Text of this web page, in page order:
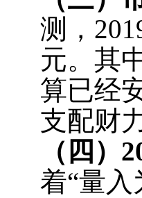
测，
元。其
算已经
支配财
（四）
着“量